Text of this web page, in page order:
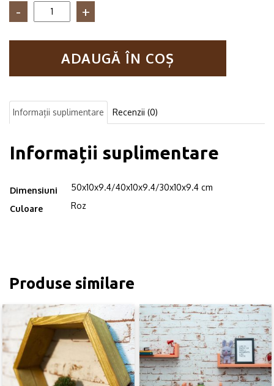
Cantitate
rafturi
camera
Mumbai
roz
ADAUGĂ ÎN COȘ
Informații suplimentare Recenzii (0)
Informații suplimentare
Dimensiuni 50x10x9.4/40x10x9.4/30x10x9.4 cm
Culoare Roz
Produse similare